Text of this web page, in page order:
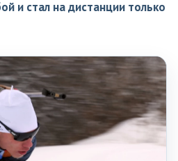
и стал на дистанции только